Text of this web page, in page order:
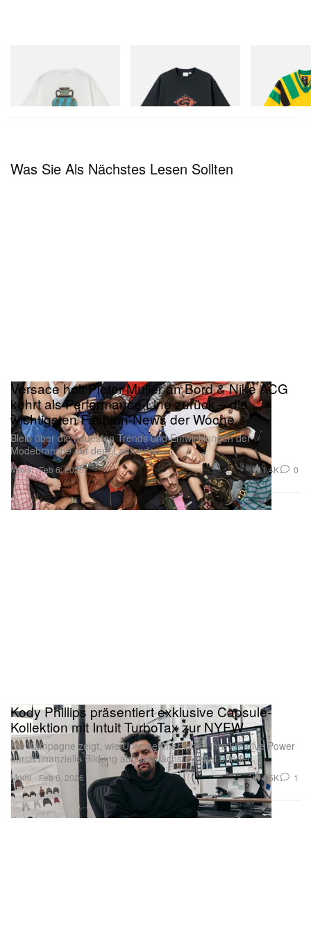
の文章をカラー公式サイトに更新しました。
https://t.co/ySzQqOiuPJ
Jetzt einkaufen
Flame Tee
Jetzt einkaufen
Adidas
Dead Disney
Jetzt einkaufen
Was Sie Als Nächstes Lesen Sollten
Mode
Versace holt Pieter Mulier an Bord & Nike ACG
kehrt als Performance-Line zurück – die
wichtigsten Fashion-News der Woche
Bleib über die neuesten Trends und Entwicklungen der
Modebranche auf dem Laufenden.
Feb 6, 2026 1.4K 0
Mode
Kody Phillips präsentiert exklusive Capsule-
Kollektion mit Intuit TurboTax zur NYFW
Die Kampagne zeigt, wie Unternehmer:innen ihre kreative Power
durch finanzielle Bildung auf das nächste Level bringen.
Feb 6, 2026 1.5K 1